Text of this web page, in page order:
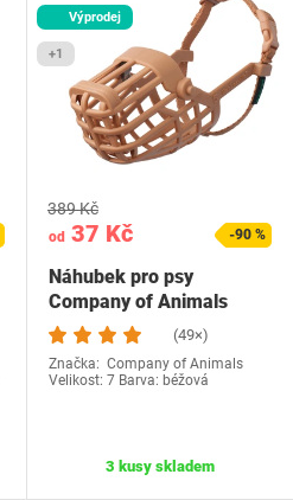
Výprodej
+1
od 37 Kč
389 Kč
-90 %
Náhubek pro psy
Company of Animals
(49×)
Značka: Company of Animals
Velikost: 7 Barva: béžová
3 kusy skladem